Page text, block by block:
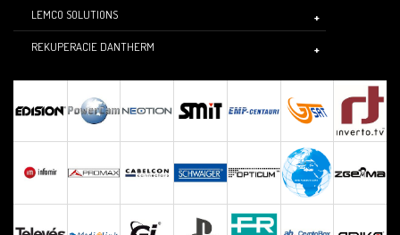
LEMCO SOLUTIONS
REKUPERACIE DANTHERM